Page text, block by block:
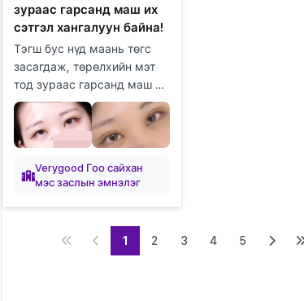
зураас гарсанд маш их
сэтгэл хангалуун байна!
Тэгш бус нүд маань төгс
засагдаж, төрөлхийн мэт
тод зураас гарсанд маш их
сэтгэл хангалуун байна!
Хаван ч хурдан бууж,
эргэн тойрны хүмүүс
Verygood Гоо сайхан
мэс заслын эмнэлэг
1 2 3 4 5